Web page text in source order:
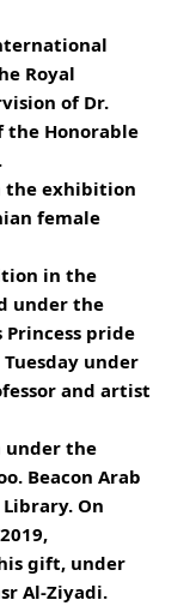
Royal
of Dr.
the Honorable
the exhibition
female
in the
under the
Princess pride
under
and artist
under the
Beacon Arab
On
gift, under
Al-Ziyadi.